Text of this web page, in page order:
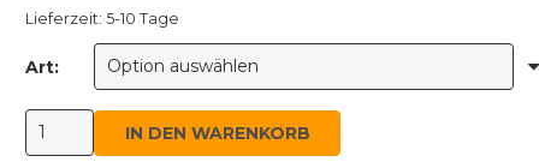
Lieferzeit: 5-10 Tage
Art:
Die
Chance
IN DEN WARENKORB